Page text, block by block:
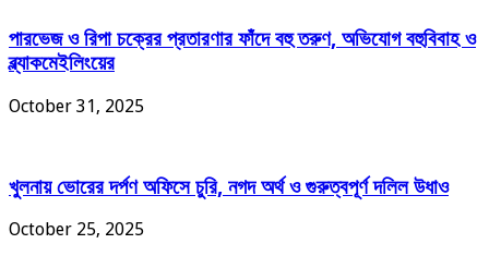
পারভেজ ও রিপা চক্রের প্রতারণার ফাঁদে বহু তরুণ, অভিযোগ বহুবিবাহ ও
ব্ল্যাকমেইলিংয়ের
October 31, 2025
খুলনায় ভোরের দর্পণ অফিসে চুরি, নগদ অর্থ ও গুরুত্বপূর্ণ দলিল উধাও
October 25, 2025